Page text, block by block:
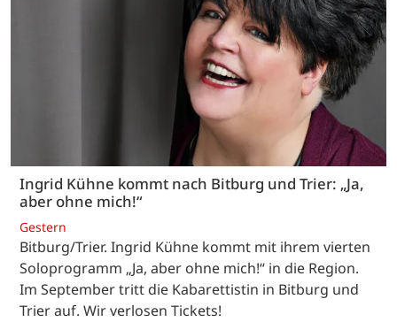
Ingrid Kühne kommt nach Bitburg und Trier: „Ja,
aber ohne mich!“
Gestern
Bitburg/Trier. Ingrid Kühne kommt mit ihrem vierten
Soloprogramm „Ja, aber ohne mich!“ in die Region.
Im September tritt die Kabarettistin in Bitburg und
Trier auf. Wir verlosen Tickets!